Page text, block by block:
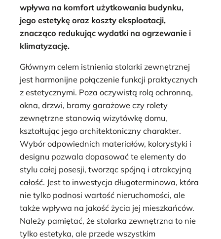
wpływa na komfort użytkowania budynku,
jego estetykę oraz koszty eksploatacji,
znacząco redukując wydatki na ogrzewanie i
klimatyzację.
Głównym celem istnienia stolarki zewnętrznej
jest harmonijne połączenie funkcji praktycznych
z estetycznymi. Poza oczywistą rolą ochronną,
okna, drzwi, bramy garażowe czy rolety
zewnętrzne stanowią wizytówkę domu,
kształtując jego architektoniczny charakter.
Wybór odpowiednich materiałów, kolorystyki i
designu pozwala dopasować te elementy do
stylu całej posesji, tworząc spójną i atrakcyjną
całość. Jest to inwestycja długoterminowa, która
nie tylko podnosi wartość nieruchomości, ale
także wpływa na jakość życia jej mieszkańców.
Należy pamiętać, że stolarka zewnętrzna to nie
tylko estetyka, ale przede wszystkim